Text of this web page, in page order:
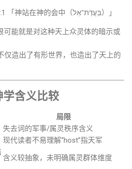
82:1 「神站在神的会中（בַּעֲדַת־אֵל）」
仅造出了有形世界，也造出了天上的
学含义比较
局限
失去词的军事/属灵秩序含义
现代读者不易理解“host”指天军
含义较抽象，未明确属灵群体维度